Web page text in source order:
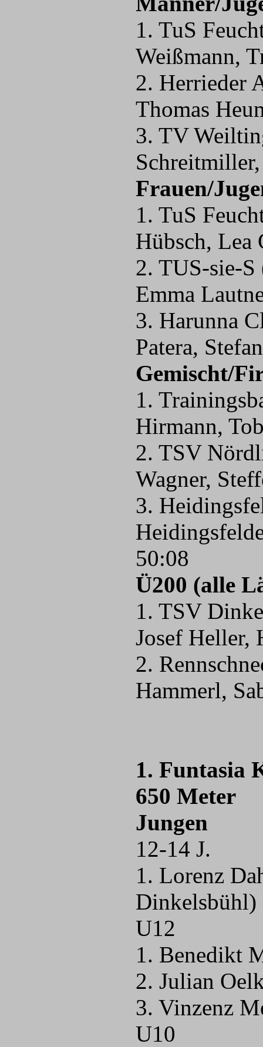
1. TuS
2. Herrieder
Thomas
3. TV
Frauen/
1. TuS
Hübsch,
2. TUS-sie-
Emma
3. Harunna
Patera,
Gemischt/
1.
Hirmann,
2. TSV
Wagner,
3.
50:08
Ü200 (alle
1. TSV
Josef
2.
Hammerl,
1. Funtasia
650 Meter
Jungen
12-14 J.
1. Lorenz
Dinkelsbühl)
U12
1. Benedikt
2. Julian
3. Vinzenz
U10